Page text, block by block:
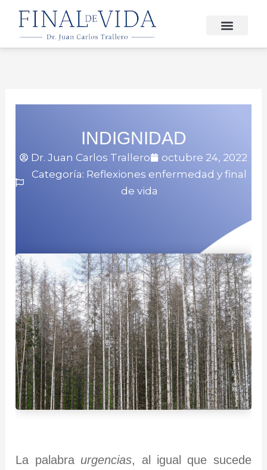
contenido
INDIGNIDAD
Dr. Juan Carlos Trallero
octubre 24, 2022
Categoría: Reflexiones enfermedad y final
de vida
La palabra urgencias, al igual que sucede